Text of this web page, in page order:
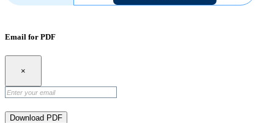
Email for PDF
×
Download PDF